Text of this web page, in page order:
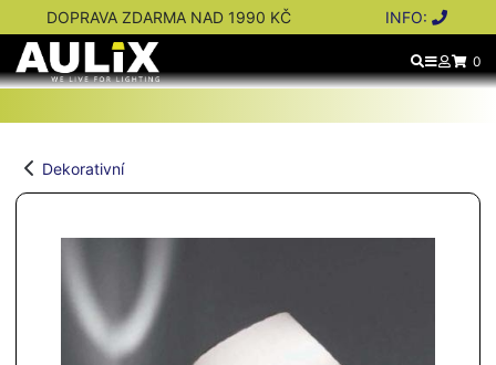
DOPRAVA ZDARMA NAD 1990 KČ INFO:
0
Dekorativní